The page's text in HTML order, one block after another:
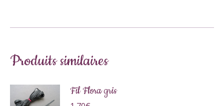
Produits similaires
Fil Flora gris